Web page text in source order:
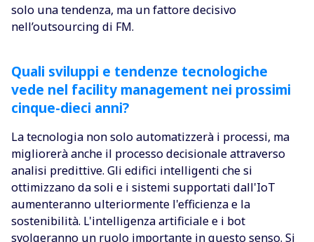
solo una tendenza, ma un fattore decisivo
nell’outsourcing di FM.
Quali sviluppi e tendenze tecnologiche
vede nel facility management nei prossimi
cinque-dieci anni?
La tecnologia non solo automatizzerà i processi, ma
migliorerà anche il processo decisionale attraverso
analisi predittive. Gli edifici intelligenti che si
ottimizzano da soli e i sistemi supportati dall'IoT
aumenteranno ulteriormente l'efficienza e la
sostenibilità. L'intelligenza artificiale e i bot
svolgeranno un ruolo importante in questo senso. Si